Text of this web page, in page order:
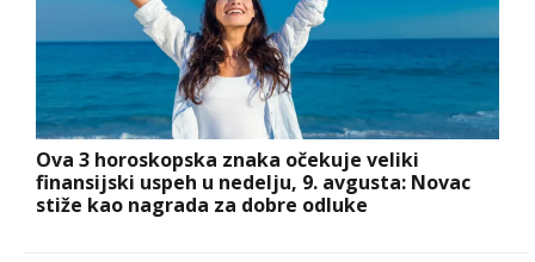
Ova 3 horoskopska znaka očekuje veliki
finansijski uspeh u nedelju, 9. avgusta: Novac
stiže kao nagrada za dobre odluke